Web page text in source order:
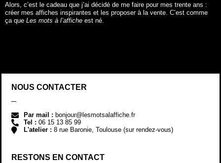
Alors, c’est le cadeau que j’ai décidé de me faire pour mes trente ans :
créer mes affiches inspirantes et les proposer à la vente. C’est comme
ça que Les mots à l’affiche est né.
NOUS CONTACTER
Par mail : bonjour@lesmotsalaffiche.fr
Tel : 06 15 13 85 99
L'atelier : 8 rue Baronie, Toulouse (sur rendez-vous)
RESTONS EN CONTACT